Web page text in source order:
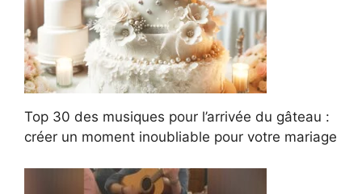
Top 30 des musiques pour l’arrivée du gâteau :
créer un moment inoubliable pour votre mariage